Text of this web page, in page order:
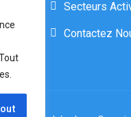
Secteurs
Contactez